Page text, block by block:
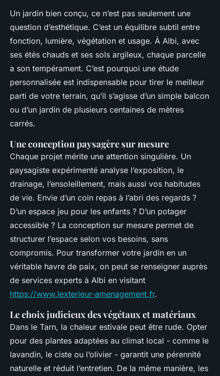
Un jardin bien conçu, ce n’est pas seulement une
question d’esthétique. C’est un équilibre subtil entre
fonction, lumière, végétation et usage. À Albi, avec
ses étés chauds et ses sols argileux, chaque parcelle
a son tempérament. C’est pourquoi une étude
personnalisée est indispensable pour tirer le meilleur
parti de votre terrain, qu’il s’agisse d’un simple balcon
ou d’un jardin de plusieurs centaines de mètres
carrés.
Une conception paysagère sur mesure
Chaque projet mérite une attention singulière. Un
paysagiste expérimenté analyse l’exposition, le
drainage, l’ensoleillement, mais aussi vos habitudes
de vie. Envie d’un coin repas à l’abri des regards ?
D’un espace jeu pour les enfants ? D’un potager
accessible ? La conception sur mesure permet de
structurer l’espace selon vos besoins, sans
compromis. Pour transformer votre jardin en un
véritable havre de paix, on peut se renseigner auprès
de services experts à Albi en visitant
https://www.lexterieur-amenagement.fr.
Le choix judicieux des végétaux et matériaux
Dans le Tarn, la chaleur estivale peut être rude. Opter
pour des plantes adaptées au climat local - comme le
lavandin, le ciste ou l’olivier - garantit une pérennité
naturelle et réduit l’entretien. De la même manière, les